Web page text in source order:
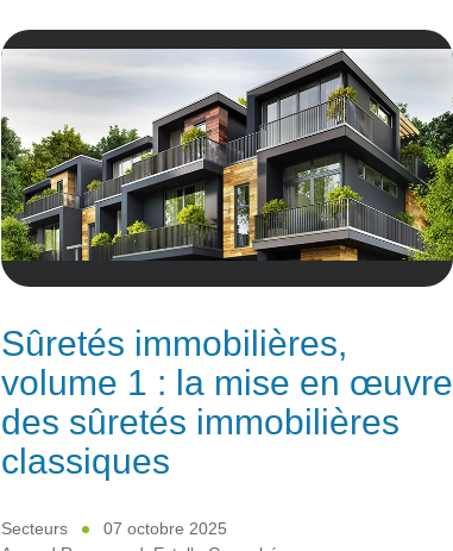
Sûretés immobilières,
volume 1 : la mise en œuvre
des sûretés immobilières
classiques
Secteurs
07 octobre 2025